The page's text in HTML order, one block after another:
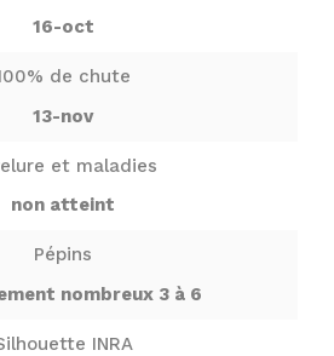
16-oct
de chute
13-nov
et maladies
non atteint
Pépins
nombreux 3 à 6
INRA